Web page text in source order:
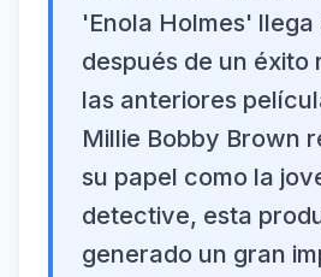
'Enola Holmes'
después de un éxito
las anteriores
Millie Bobby Brown
su papel como la
detective, esta
generado un gran